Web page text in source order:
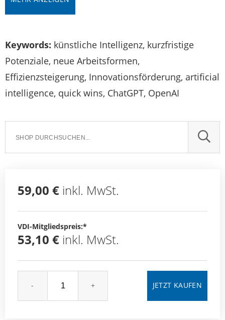
Keywords: künstliche Intelligenz, kurzfristige
Potenziale, neue Arbeitsformen,
Effizienzsteigerung, Innovationsförderung, artificial
intelligence, quick wins, ChatGPT, OpenAI
59,00 € inkl. MwSt.
VDI-Mitgliedspreis:*
53,10 € inkl. MwSt.
- +